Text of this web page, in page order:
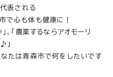
代表される
で心も体も健康に！
、「農業するならアオモーリ
」
たは青森市で何をしたいです